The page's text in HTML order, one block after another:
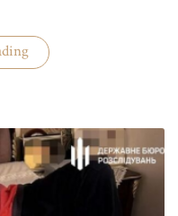
«На
Банковой
Буданова
и
Умерова»